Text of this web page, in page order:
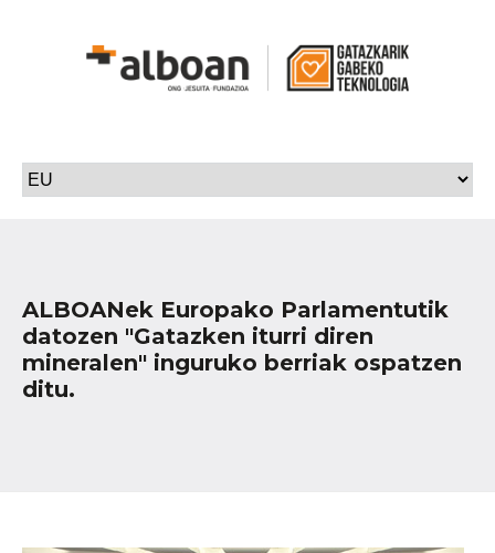
ALBOANek Europako Parlamentutik
datozen "Gatazken iturri diren
mineralen" inguruko berriak ospatzen
ditu.